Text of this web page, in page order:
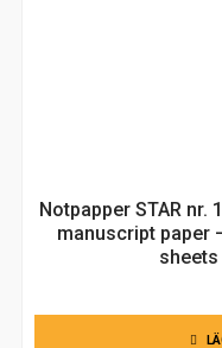
Notpapper STAR nr.
manuscript paper